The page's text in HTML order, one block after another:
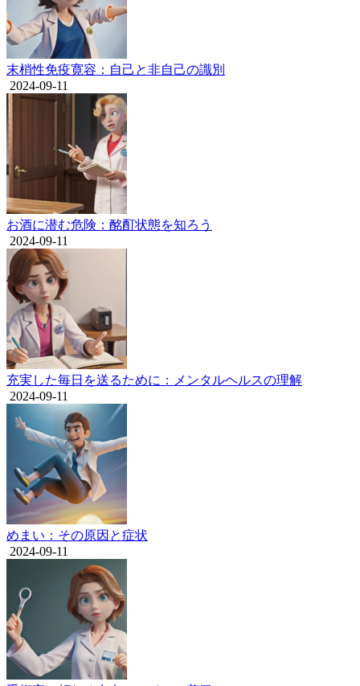
末梢性免疫寛容：自己と非自己の識別
2024-09-11
お酒に潜む危険：酩酊状態を知ろう
2024-09-11
充実した毎日を送るために：メンタルヘルスの理解
2024-09-11
めまい：その原因と症状
2024-09-11